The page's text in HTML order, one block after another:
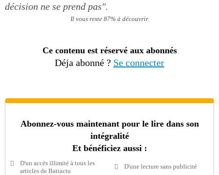
décision ne se prend pas".
Il vous reste 87% à découvrir.
Ce contenu est réservé aux abonnés
Déja abonné ? Se connecter
Abonnez-vous maintenant pour le lire dans son
intégralité
Et bénéficiez aussi :
D'un accès illimité à tous les
articles de Batiactu
D'une lecture sans publicité